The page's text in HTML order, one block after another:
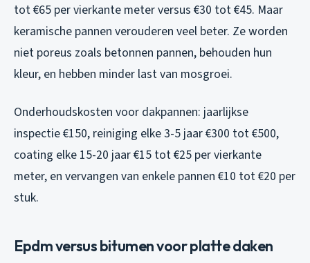
tot €65 per vierkante meter versus €30 tot €45. Maar
keramische pannen verouderen veel beter. Ze worden
niet poreus zoals betonnen pannen, behouden hun
kleur, en hebben minder last van mosgroei.
Onderhoudskosten voor dakpannen: jaarlijkse
inspectie €150, reiniging elke 3-5 jaar €300 tot €500,
coating elke 15-20 jaar €15 tot €25 per vierkante
meter, en vervangen van enkele pannen €10 tot €20 per
stuk.
Epdm versus bitumen voor platte daken